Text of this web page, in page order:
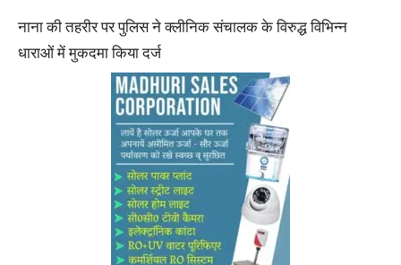
नाना की तहरीर पर पुलिस ने क्लीनिक संचालक के विरुद्ध विभिन्न
धाराओं में मुकदमा किया दर्ज